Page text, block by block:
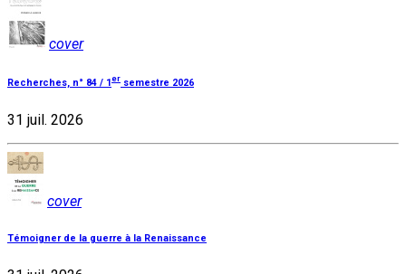
cover
Recherches, n° 84 / 1 er semestre 2026
31 juil. 2026
cover
Témoigner de la guerre à la Renaissance